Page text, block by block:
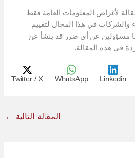
لأغراض المعلومات العامة فقط
والشركات في هذا المجال لتقييم
مسؤولين عن أي ضرر قد ينشأ عن
في هذه المقالة.
Linkedin
WhatsApp
Twitter / X
المقالة التالية ←